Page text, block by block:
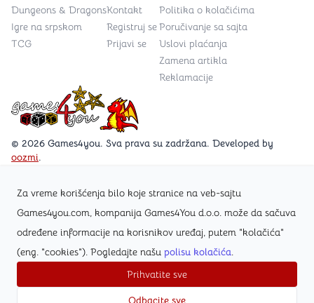
Za vreme korišćenja bilo koje stranice na veb-sajtu
Games4you.com, kompanija Games4You d.o.o. može da sačuva
određene informacije na korisnikov uređaj, putem "kolačića"
(eng. "cookies"). Pogledajte našu polisu kolačića.
Prihvatite sve
Odbacite sve
Games4you logo
© 2026 Games4you. Sva prava su zadržana. Developed by
oozmi.
Posetite Facebook stranicu /Games4you.rs
Zapratite Instagram profil @games4yours
Dungeons & Dragons
Igre na srpskom
TCG
Kontakt
Registruj se
Prijavi se
Politika o kolačićima
Poručivanje sa sajta
Uslovi plaćanja
Zamena artikla
Reklamacije